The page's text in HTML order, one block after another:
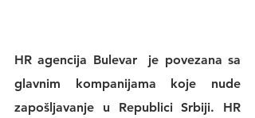
HR agencija Bulevar
  je povezana sa
glavnim kompanijama koje nude
zapošljavanje u Republici Srbiji. HR